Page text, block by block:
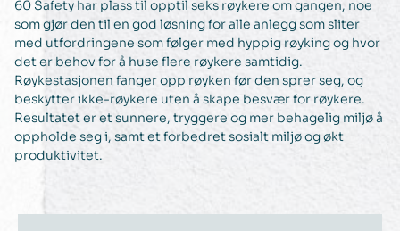
60 Safety har plass til opptil seks røykere om gangen, noe
som gjør den til en god løsning for alle anlegg som sliter
med utfordringene som følger med hyppig røyking og hvor
det er behov for å huse flere røykere samtidig.
Røykestasjonen fanger opp røyken før den sprer seg, og
beskytter ikke-røykere uten å skape besvær for røykere.
Resultatet er et sunnere, tryggere og mer behagelig miljø å
oppholde seg i, samt et forbedret sosialt miljø og økt
produktivitet.